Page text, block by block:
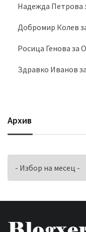
Надежда Петрова
Добромир Колев
Росица Генова за
Здравко Иванов за
Архив
Архив